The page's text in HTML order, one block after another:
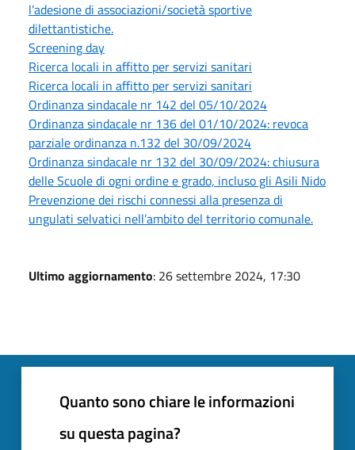
l’adesione di associazioni/società sportive
dilettantistiche.
Screening day
Ricerca locali in affitto per servizi sanitari
Ricerca locali in affitto per servizi sanitari
Ordinanza sindacale nr 142 del 05/10/2024
Ordinanza sindacale nr 136 del 01/10/2024: revoca
parziale ordinanza n.132 del 30/09/2024
Ordinanza sindacale nr 132 del 30/09/2024: chiusura
delle Scuole di ogni ordine e grado, incluso gli Asili Nido
Prevenzione dei rischi connessi alla presenza di
ungulati selvatici nell’ambito del territorio comunale.
Ultimo aggiornamento: 26 settembre 2024, 17:30
Quanto sono chiare le informazioni
su questa pagina?